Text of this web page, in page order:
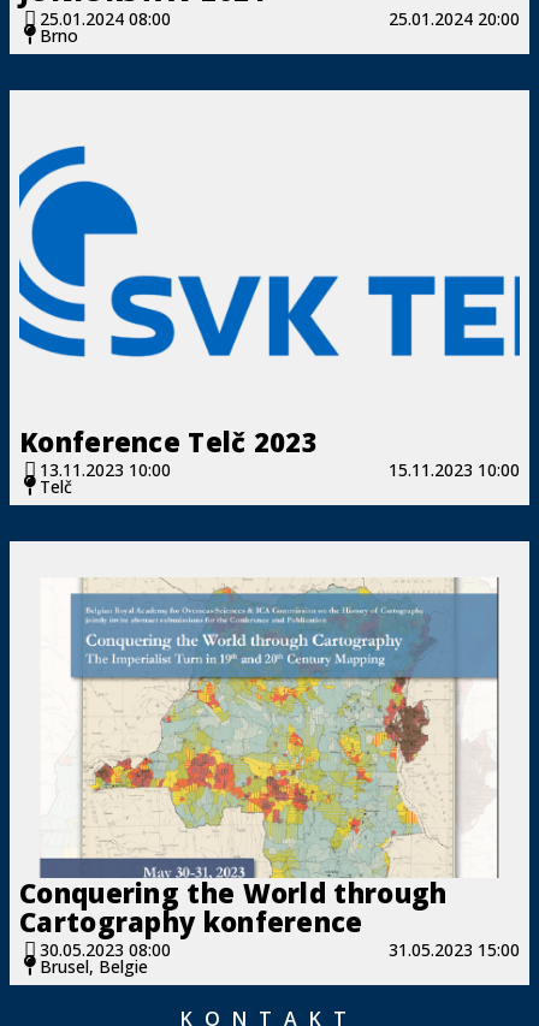
25.01.2024 08:00 25.01.2024 20:00
Brno
Konference Telč 2023
13.11.2023 10:00 15.11.2023 10:00
Telč
Conquering the World through
Cartography konference
30.05.2023 08:00 31.05.2023 15:00
Brusel, Belgie
KONTAKT